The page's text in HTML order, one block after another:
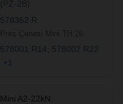
(PZ-2B)
578362 R
578001 R14
578002 R22
+1
Mini A2-22kN